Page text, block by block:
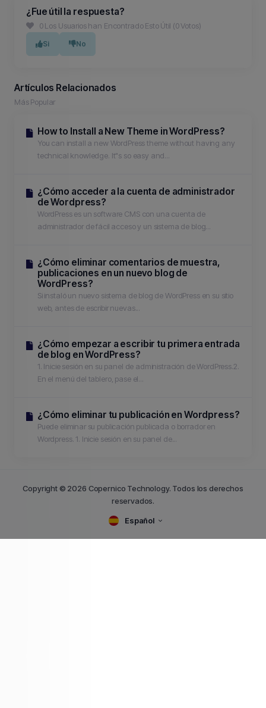
¿Fue útil la respuesta?
0 Los Usuarios han Encontrado Esto Útil (0 Votos)
Si No
Artículos Relacionados
Más Popular
How to Install a New Theme in WordPress?
You can install a new WordPress theme without having any
technical knowledge. It"s so easy and...
¿Cómo acceder a la cuenta de administrador
de Wordpress?
WordPress es un software CMS con una cuenta de
administrador de fácil acceso y un sistema de blog...
¿Cómo eliminar comentarios de muestra,
publicaciones en un nuevo blog de
WordPress?
Si instaló un nuevo sistema de blog de WordPress en su sitio
web, antes de escribir nuevas...
¿Cómo empezar a escribir tu primera entrada
de blog en WordPress?
1. Inicie sesión en su panel de administración de WordPress.2.
En el menú del tablero, pase el...
¿Cómo eliminar tu publicación en Wordpress?
Puede eliminar su publicación publicada o borrador en
Wordpress. 1. Inicie sesión en su panel de...
Copyright © 2026 Copernico Technology. Todos los derechos
reservados.
Español